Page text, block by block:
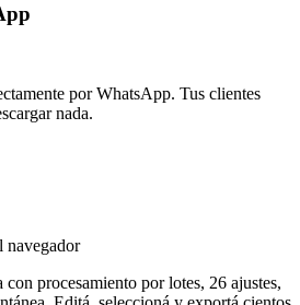
por WhatsApp. Tus clientes
nada.
navegador
procesamiento por lotes, 26 ajustes,